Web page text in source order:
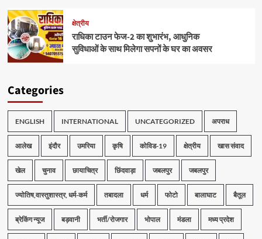
क्षेत्रीय
राधिका टाउन फेज-2 का शुभारंभ, आधुनिक
सुविधाओं के साथ मिलेगा सपनों के घर का अवसर
Categories
ENGLISH INTERNATIONAL UNCATEGORIZED अपराध
आलेख इंदौर उमरिया कृषि कोविड-19 क्षेत्रीय खास संवाद
खेल चुनाव छायाचित्र छिंदवाड़ा जबलपुर जबलपुर
ज्योतिष,वास्तुशास्त्र, धर्म-कर्म तबादला धर्म फोटो बालाघाट बैतूल
ब्रेकिंग न्यूज बड़वानी भर्ती/रोजगार भोपाल मंडला मध्य प्रदेश